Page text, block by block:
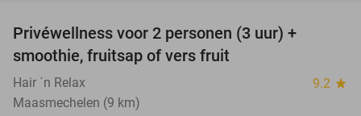
Privéwellness voor 2 personen (3 uur) +
smoothie, fruitsap of vers fruit
Hair ´n Relax 9.2 star
Maasmechelen (9 km)